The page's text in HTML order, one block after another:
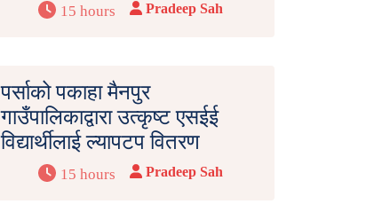
15 hours Pradeep Sah
पर्साको पकाहा मैनपुर
गाउँपालिकाद्वारा उत्कृष्ट एसईई
विद्यार्थीलाई ल्यापटप वितरण
15 hours Pradeep Sah